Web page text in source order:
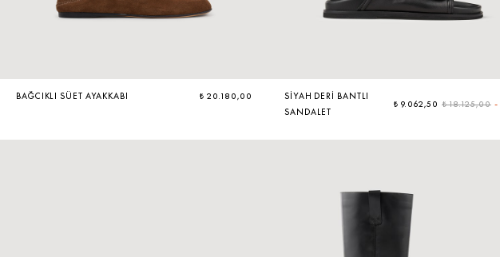
BAĞCIKLI SÜET AYAKKABI ₺ 20.180,00
SIYAH DERI BANTLI
SANDALET
₺ 9.062,50 ₺ 18.125,00 -